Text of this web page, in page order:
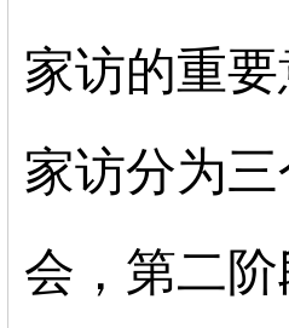
家访的重
家访分为
会，第二